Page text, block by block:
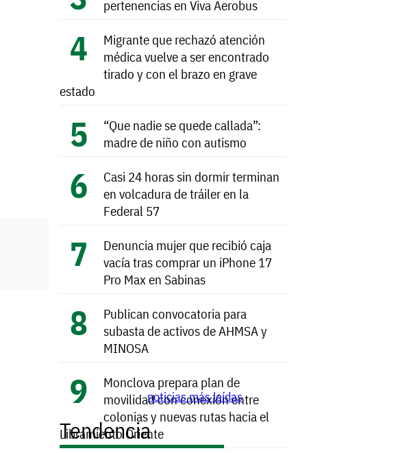
pertenencias en Viva Aerobus
Migrante que rechazó atención
médica vuelve a ser encontrado
tirado y con el brazo en grave
estado
“Que nadie se quede callada”:
madre de niño con autismo
Casi 24 horas sin dormir terminan
en volcadura de tráiler en la
Federal 57
Denuncia mujer que recibió caja
vacía tras comprar un iPhone 17
Pro Max en Sabinas
Publican convocatoria para
subasta de activos de AHMSA y
MINOSA
Monclova prepara plan de
movilidad con conexión entre
colonias y nuevas rutas hacia el
Libramiento Oriente
noticias más leídas
Tendencia